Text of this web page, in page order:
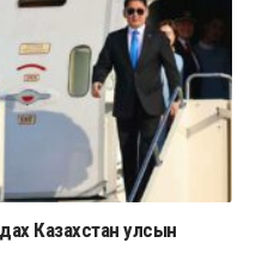
Казахстан улсын